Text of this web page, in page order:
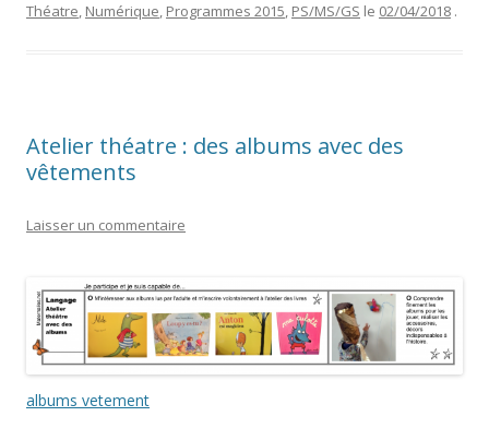
Théatre, Numérique, Programmes 2015, PS/MS/GS le 02/04/2018 .
Atelier théatre : des albums avec des
vêtements
Laisser un commentaire
albums vetement